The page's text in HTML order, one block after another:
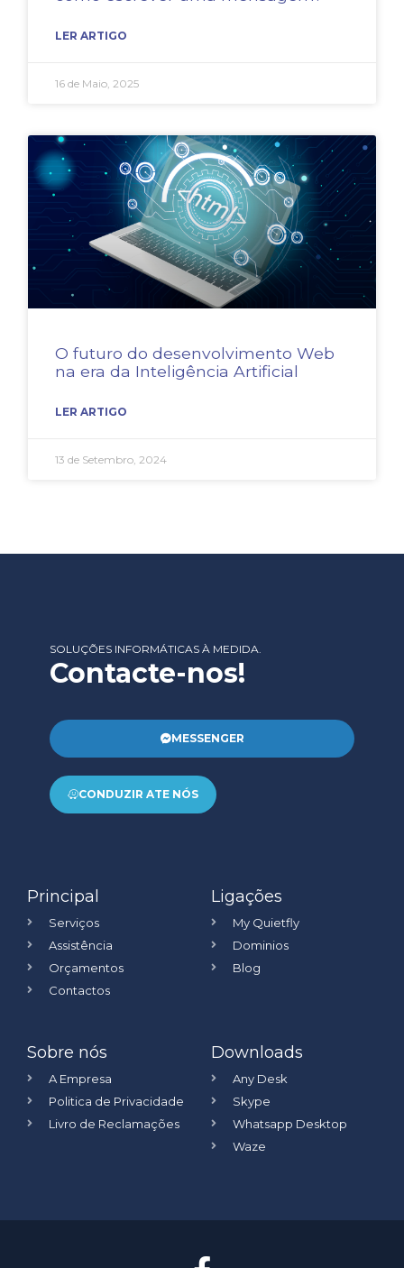
LER ARTIGO
16 de Maio, 2025
O futuro do desenvolvimento Web
na era da Inteligência Artificial
LER ARTIGO
13 de Setembro, 2024
SOLUÇÕES INFORMÁTICAS À MEDIDA.
Contacte-nos!
MESSENGER
CONDUZIR ATE NÓS
Principal
Serviços
Assistência
Orçamentos
Contactos
Ligações
My Quietfly
Dominios
Blog
Sobre nós
A Empresa
Politica de Privacidade
Livro de Reclamações
Downloads
Any Desk
Skype
Whatsapp Desktop
Waze